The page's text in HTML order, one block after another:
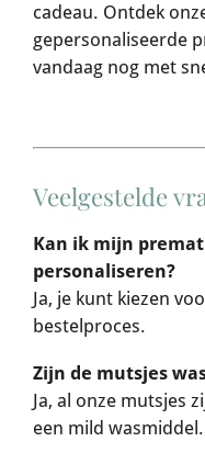
cadeau. Ontdek
gepersonaliseerde
vandaag nog met
Veelgestelde
Kan ik mijn
personaliseren?
Ja, je kunt kiezen
bestelproces.
Zijn de mutsjes
Ja, al onze mutsjes
een mild wasmiddel.